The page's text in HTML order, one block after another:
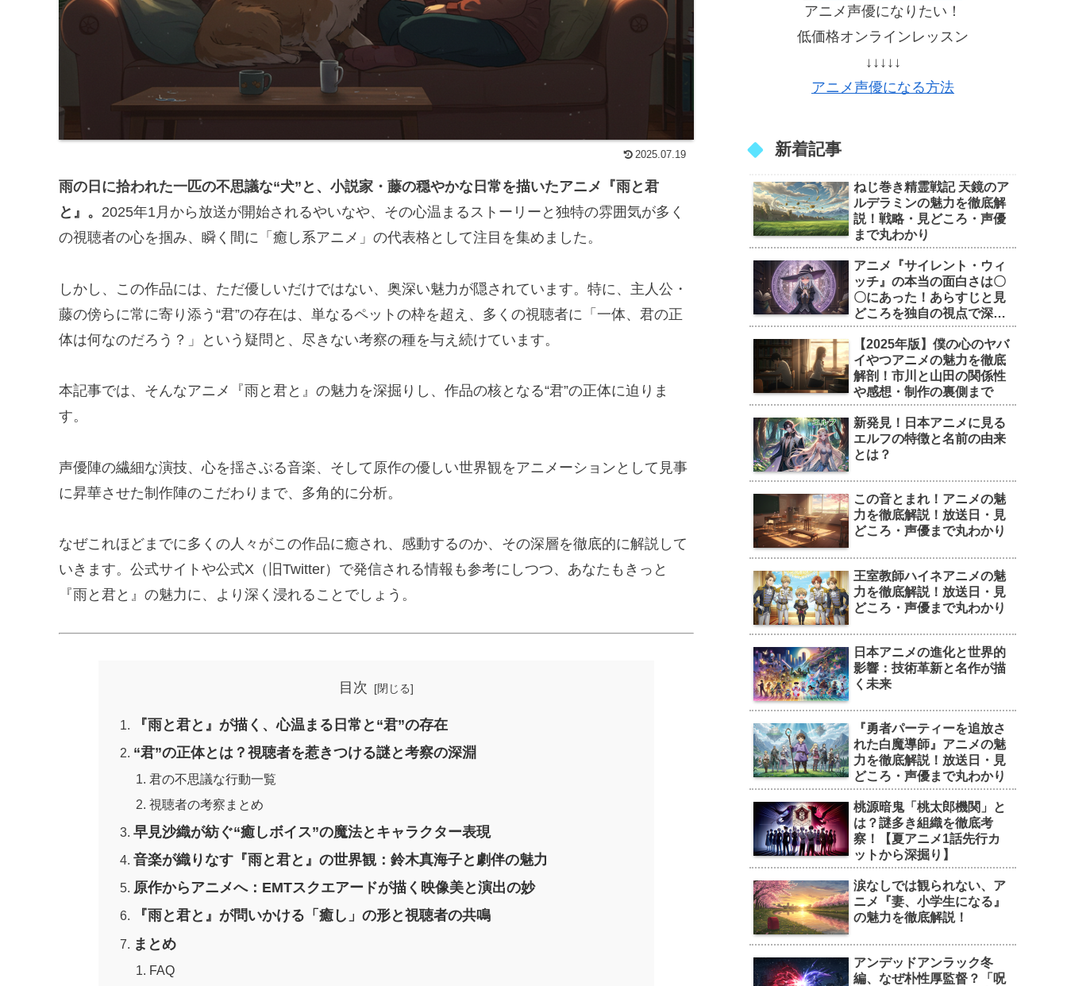
2025.07.19
雨の日に拾われた一匹の不思議な“犬”と、小説家・藤の穏やかな日常を描いたアニメ『雨と君
と』。 2025年1月から放送が開始されるやいなや、その心温まるストーリーと独特の雰囲気が多く
の視聴者の心を掴み、瞬く間に「癒し系アニメ」の代表格として注目を集めました。
しかし、この作品には、ただ優しいだけではない、奥深い魅力が隠されています。特に、主人公・
藤の傍らに常に寄り添う“君”の存在は、単なるペットの枠を超え、多くの視聴者に「一体、君の正
体は何なのだろう？」という疑問と、尽きない考察の種を与え続けています。
本記事では、そんなアニメ『雨と君と』の魅力を深掘りし、作品の核となる“君”の正体に迫りま
す。
声優陣の繊細な演技、心を揺さぶる音楽、そして原作の優しい世界観をアニメーションとして見事
に昇華させた制作陣のこだわりまで、多角的に分析。
なぜこれほどまでに多くの人々がこの作品に癒され、感動するのか、その深層を徹底的に解説して
いきます。公式サイトや公式X（旧Twitter）で発信される情報も参考にしつつ、あなたもきっと
『雨と君と』の魅力に、より深く浸れることでしょう。
目次
『雨と君と』が描く、心温まる日常と“君”の存在
“君”の正体とは？視聴者を惹きつける謎と考察の深淵
君の不思議な行動一覧
視聴者の考察まとめ
早見沙織が紡ぐ“癒しボイス”の魔法とキャラクター表現
音楽が織りなす『雨と君と』の世界観：鈴木真海子と劇伴の魅力
原作からアニメへ：EMTスクエアードが描く映像美と演出の妙
『雨と君と』が問いかける「癒し」の形と視聴者の共鳴
まとめ
FAQ
アニメ声優になりたい！
低価格オンラインレッスン
↓↓↓↓↓
アニメ声優になる方法
新着記事
ねじ巻き精霊戦記 天鏡のア
ルデラミンの魅力を徹底解
説！戦略・見どころ・声優
まで丸わかり
アニメ『サイレント・ウィ
ッチ』の本当の面白さは〇
〇にあった！あらすじと見
どころを独自の視点で深掘
り
【2025年版】僕の心のヤバ
イやつアニメの魅力を徹底
解剖！市川と山田の関係性
や感想・制作の裏側まで
新発見！日本アニメに見る
エルフの特徴と名前の由来
とは？
この音とまれ！アニメの魅
力を徹底解説！放送日・見
どころ・声優まで丸わかり
王室教師ハイネアニメの魅
力を徹底解説！放送日・見
どころ・声優まで丸わかり
日本アニメの進化と世界的
影響：技術革新と名作が描
く未来
『勇者パーティーを追放さ
れた白魔導師』アニメの魅
力を徹底解説！放送日・見
どころ・声優まで丸わかり
桃源暗鬼「桃太郎機関」と
は？謎多き組織を徹底考
察！【夏アニメ1話先行カ
ットから深掘り】
涙なしでは観られない、ア
ニメ『妻、小学生になる』
の魅力を徹底解説！
アンデッドアンラック冬
編、なぜ朴性厚監督？「呪